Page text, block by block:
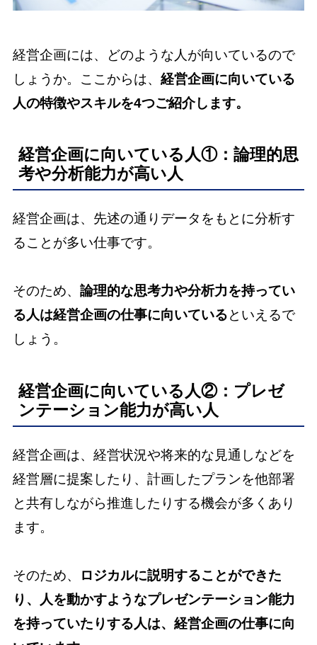
経営企画には、どのような人が向いているので
しょうか。ここからは、 経営企画に向いている
人の特徴やスキルを4つご紹介します。
経営企画に向いている人①：論理的思
考や分析能力が高い人
経営企画は、先述の通りデータをもとに分析す
ることが多い仕事です。
そのため、 論理的な思考力や分析力を持ってい
る人は経営企画の仕事に向いているといえるで
しょう。
経営企画に向いている人②：プレゼ
ンテーション能力が高い人
経営企画は、経営状況や将来的な見通しなどを
経営層に提案したり、計画したプランを他部署
と共有しながら推進したりする機会が多くあり
ます。
そのため、
ロジカルに説明することができた
り、人を動かすようなプレゼンテーション能力
を持っていたりする人は、経営企画の仕事に向